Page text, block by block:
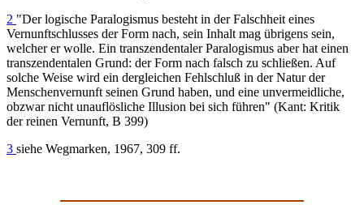
2 "Der logische Paralogismus besteht in der Falschheit eines
Vernunftschlusses der Form nach, sein Inhalt mag übrigens sein,
welcher er wolle. Ein transzendentaler Paralogismus aber hat einen
transzendentalen Grund: der Form nach falsch zu schließen. Auf
solche Weise wird ein dergleichen Fehlschluß in der Natur der
Menschenvernunft seinen Grund haben, und eine unvermeidliche,
obzwar nicht unauflösliche Illusion bei sich führen" (Kant: Kritik
der reinen Vernunft, B 399)
3 siehe Wegmarken, 1967, 309 ff.